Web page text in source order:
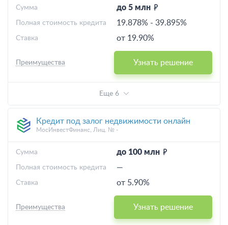
до 5 млн
Cумма
19.878% - 39.895%
Полная стоимость кредита
от 19.90%
Ставка
Узнать решение
Преимущества
Еще 6
Кредит под залог недвижимости онлайн
МосИнвестФинанс, Лиц. № -
до 100 млн
Cумма
—
Полная стоимость кредита
от 5.90%
Ставка
Узнать решение
Преимущества